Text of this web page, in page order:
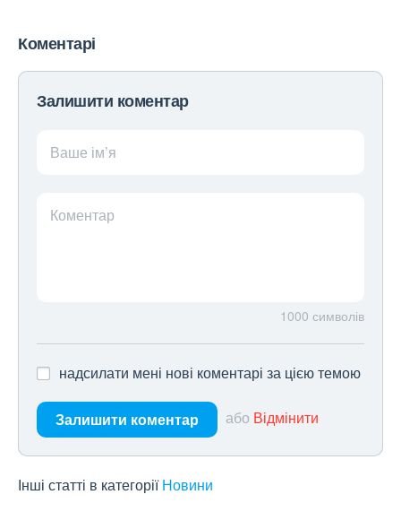
Коментарі
Залишити коментар
Ваше ім’я
Коментар
1000 символів
надсилати мені нові коментарі за цією темою
Залишити коментар або Відмінити
Інші статті в категорії Новини